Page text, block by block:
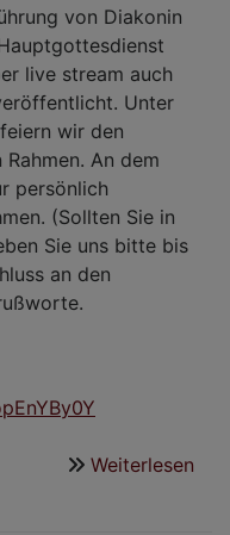
von Diakonin
live stream auch
Unter
wir den
An dem
persönlich
(Sollten Sie in
Sie uns bitte bis
an den
Weiterlesen